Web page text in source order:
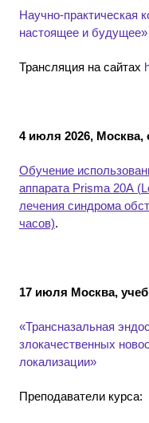
Научно-практическая
настоящее и будущее»
Трансляция на сайтах
4 июля 2026,
Обучение
аппарата Prisma 20A (
лечения синдрома
часов).
17 июля Москва,
«Трансназальная
злокачественных
локализации»
Преподаватели курса: